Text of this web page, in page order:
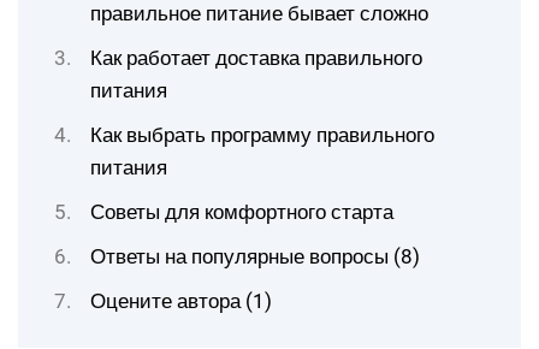
правильное питание бывает сложно
Как работает доставка правильного
питания
Как выбрать программу правильного
питания
Советы для комфортного старта
Ответы на популярные вопросы (8)
Оцените автора (1)